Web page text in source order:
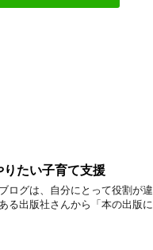
たい子育て支援
ログは、自分にとって役割が違
る出版社さんから「本の出版に